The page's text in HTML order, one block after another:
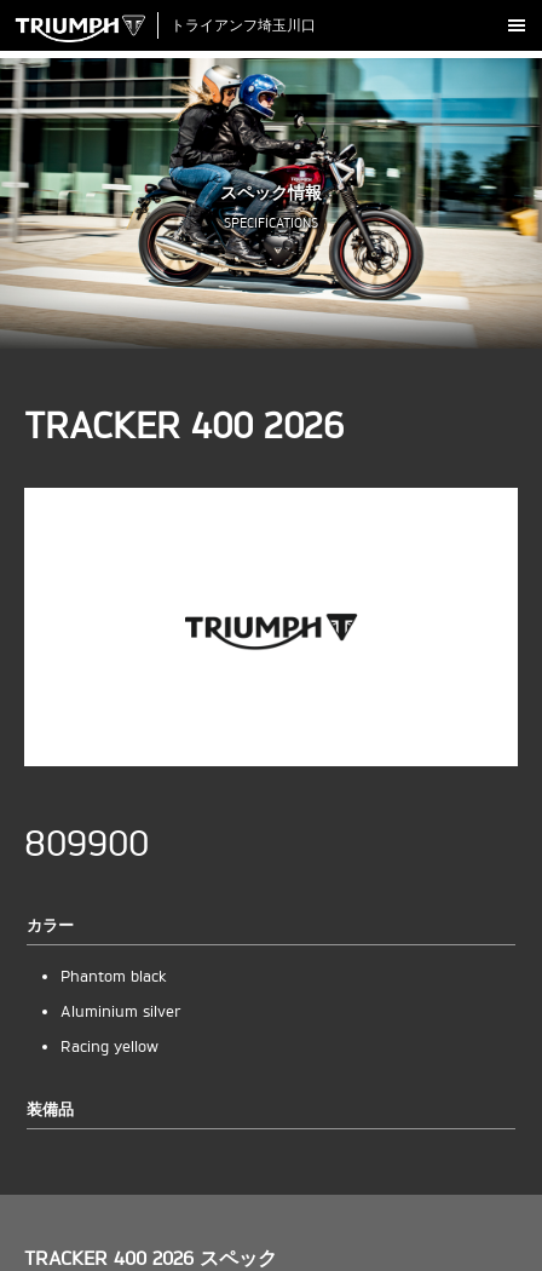
トライアンフ埼玉川口
試乗車一覧
認定中古車
アクセサリー
クロージング
アップデート
店舗情報
スペック情報
SPECIFICATIONS
TRACKER 400 2026
809900
カラー
Phantom black
Aluminium silver
Racing yellow
装備品
TRACKER 400 2026 スペック